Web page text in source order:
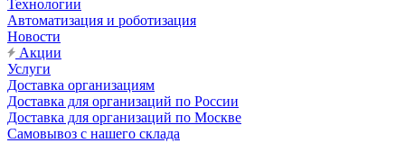
Технологии
Автоматизация и роботизация
Новости
Акции
Услуги
Доставка организациям
Доставка для организаций по России
Доставка для организаций по Москве
Самовывоз с нашего склада